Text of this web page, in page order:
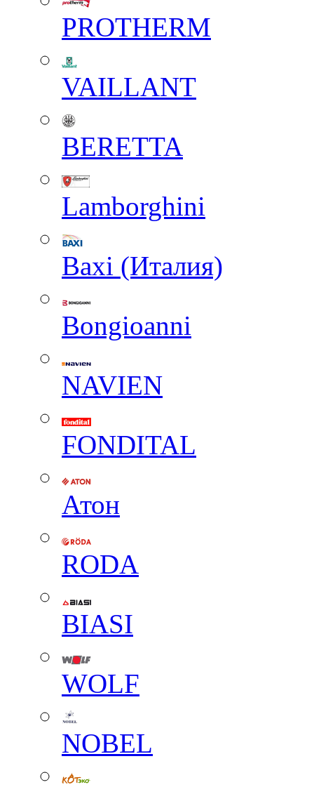
PROTHERM
VAILLANT
BERETTA
Lamborghini
Baxi (Италия)
Вongioanni
NAVIEN
FONDITAL
Атон
RODA
BIASI
WOLF
NOBEL